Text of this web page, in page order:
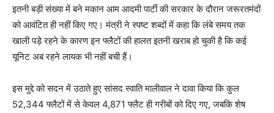
इतनी बड़ी संख्या में बने मकान आम आदमी पार्टी की सरकार के दौरान जरूरतमंदों
को आवंटित ही नहीं किए गए। मंत्री ने स्पष्ट शब्दों में कहा कि लंबे समय तक
खाली पड़े रहने के कारण इन फ्लैटों की हालत इतनी खराब हो चुकी है कि कई
यूनिट अब रहने लायक भी नहीं बची हैं।
इस मुद्दे को सदन में उठाते हुए सांसद स्वाति मालीवाल ने दावा किया कि कुल
52,344 फ्लैटों में से केवल 4,871 फ्लैट ही गरीबों को दिए गए, जबकि शेष